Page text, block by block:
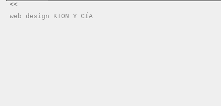
<<
web design KTON Y CÍA